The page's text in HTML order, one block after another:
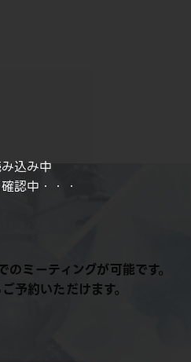
込み中
認中・・・
ミーティングが可能です。
予約いただけます。